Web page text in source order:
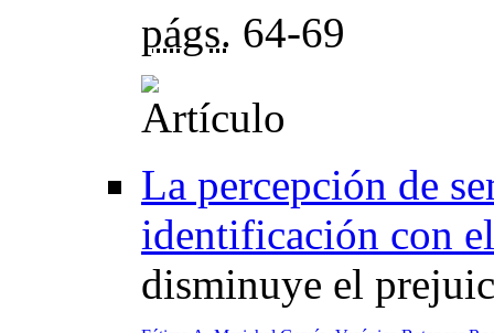
págs. 64-69
La percepción de
identificación con
disminuye el